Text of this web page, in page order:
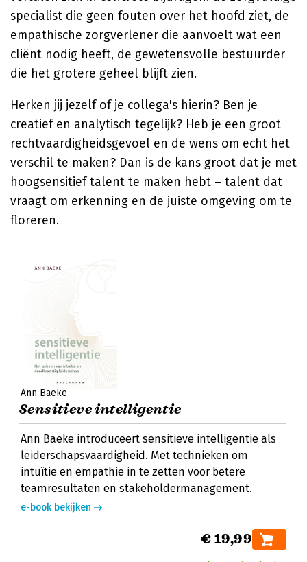
specialist die geen fouten over het hoofd ziet, de
empathische zorgverlener die aanvoelt wat een
cliënt nodig heeft, de gewetensvolle bestuurder
die het grotere geheel blijft zien.
Herken jij jezelf of je collega's hierin? Ben je
creatief en analytisch tegelijk? Heb je een groot
rechtvaardigheidsgevoel en de wens om echt het
verschil te maken? Dan is de kans groot dat je met
hoogsensitief talent te maken hebt – talent dat
vraagt om erkenning en de juiste omgeving om te
floreren.
Ann Baeke
Sensitieve intelligentie
Ann Baeke introduceert sensitieve intelligentie als
leiderschapsvaardigheid. Met technieken om
intuïtie en empathie in te zetten voor betere
teamresultaten en stakeholdermanagement.
e-book bekijken
€ 19,99